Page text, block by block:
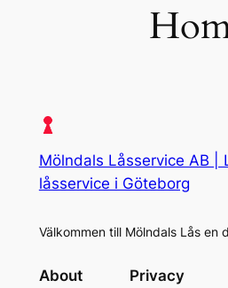
Mölndals Låsservice AB |
låsservice i Göteborg
Välkommen till Mölndals Lås en
About Privacy